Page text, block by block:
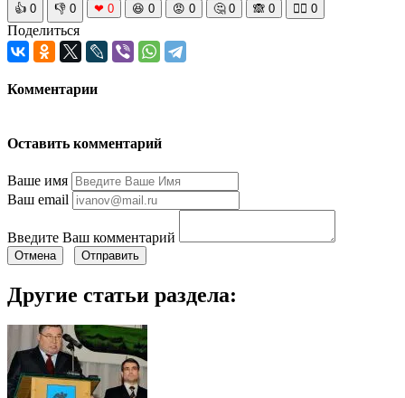
👍 0 👎 0 ❤ 0 😆 0 😡 0 🤔 0 🙈 0 🧘‍♀️ 0
Поделиться
Комментарии
Оставить комментарий
Ваше имя
Ваш email
Введите Ваш комментарий
Отмена Отправить
Другие статьи раздела: